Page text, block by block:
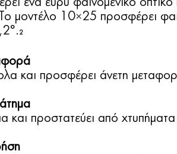
μοντέλο 10×25 προσφέρει
2
και προσφέρει άνετη
προστατεύει από χτυπήματα